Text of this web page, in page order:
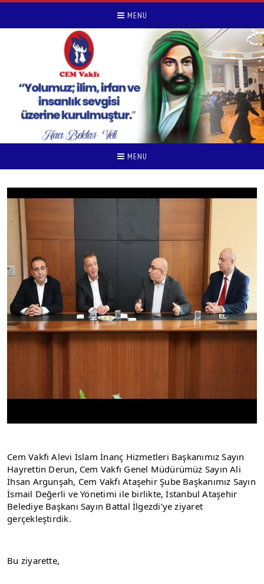
MENU
MENU
Cem Vakfı Alevi İslam İnanç Hizmetleri Başkanımız Sayın
Hayrettin Derun, Cem Vakfı Genel Müdürümüz Sayın Ali
İhsan Argunşah, Cem Vakfı Ataşehir Şube Başkanımız Sayın
İsmail Değerli ve Yönetimi ile birlikte, İstanbul Ataşehir
Belediye Başkanı Sayın Battal İlgezdi’ye ziyaret
gerçekleştirdik.
Bu ziyarette,